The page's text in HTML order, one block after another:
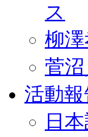
ス
柳
菅
活動報
日